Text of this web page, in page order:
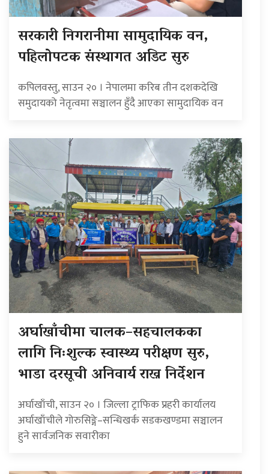
सरकारी निगरानीमा सामुदायिक वन,
पहिलोपटक संस्थागत अडिट सुरु
कपिलवस्तु, साउन २० । नेपालमा करिब तीन दशकदेखि
समुदायको नेतृत्वमा सञ्चालन हुँदै आएका सामुदायिक वन
अर्घाखाँचीमा चालक–सहचालकका
लागि निःशुल्क स्वास्थ्य परीक्षण सुरु,
भाडा दरसूची अनिवार्य राख्न निर्देशन
अर्घाखाँची, साउन २० । जिल्ला ट्राफिक प्रहरी कार्यालय
अर्घाखाँचीले गोरुसिङ्गे–सन्धिखर्क सडकखण्डमा सञ्चालन
हुने सार्वजनिक सवारीका